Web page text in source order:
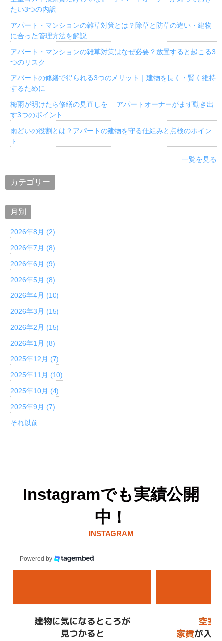
たい3つの内訳
アパート・マンションの雑草対策とは？除草と防草の違い・建物
に合った管理方法を解説
アパート・マンションの雑草対策はなぜ必要？放置すると起こる3
つのリスク
アパートの修繕で得られる3つのメリット｜建物を長く・賢く維持
するために
梅雨が明けたら修繕の見直しを｜ アパートオーナーがまず動き出
す3つのポイント
雨どいの役割とは？アパートの建物を守る仕組みと点検のポイン
ト
一覧を見る
カテゴリー
月別
2026年8月 (2)
2026年7月 (8)
2026年6月 (9)
2026年5月 (8)
2026年4月 (10)
2026年3月 (15)
2026年2月 (15)
2026年1月 (8)
2025年12月 (7)
2025年11月 (10)
2025年10月 (4)
2025年9月 (7)
それ以前
Instagramでも実績公開
中！
INSTAGRAM
Powered by